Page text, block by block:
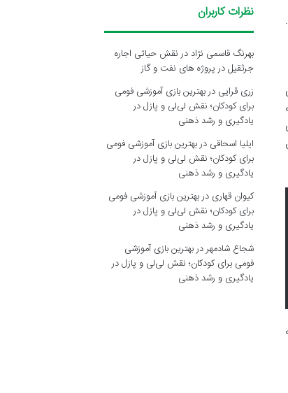
نظرات کاربران
بهرنگ قاسمی نژاد درنقش حیاتی اجاره
جرثقیل در پروژه های نفت و گاز
زری قرایی دربهترین بازی آموزشی فومی
برای کودکان؛ نقش لی‌لی و پازل در
یادگیری و رشد ذهنی
ایلیا اسحاقی دربهترین بازی آموزشی فومی
برای کودکان؛ نقش لی‌لی و پازل در
یادگیری و رشد ذهنی
کیوان قهاری دربهترین بازی آموزشی فومی
برای کودکان؛ نقش لی‌لی و پازل در
یادگیری و رشد ذهنی
شجاع شادمهردربهترین بازی آموزشی
فومی برای کودکان؛ نقش لی‌لی و پازل در
یادگیری و رشد ذهنی